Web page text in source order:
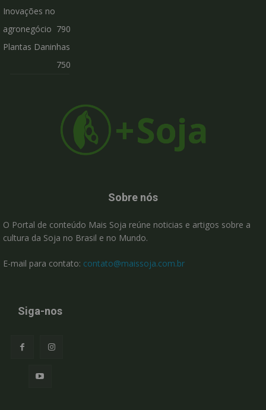
Inovações no
agronegócio 790
Plantas Daninhas
750
Sobre nós
O Portal de conteúdo Mais Soja reúne noticias e artigos sobre a
cultura da Soja no Brasil e no Mundo.
E-mail para contato: contato@maissoja.com.br
Siga-nos